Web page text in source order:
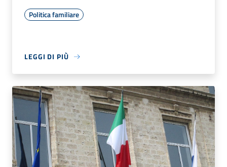
Politica familiare
LEGGI DI PIÙ